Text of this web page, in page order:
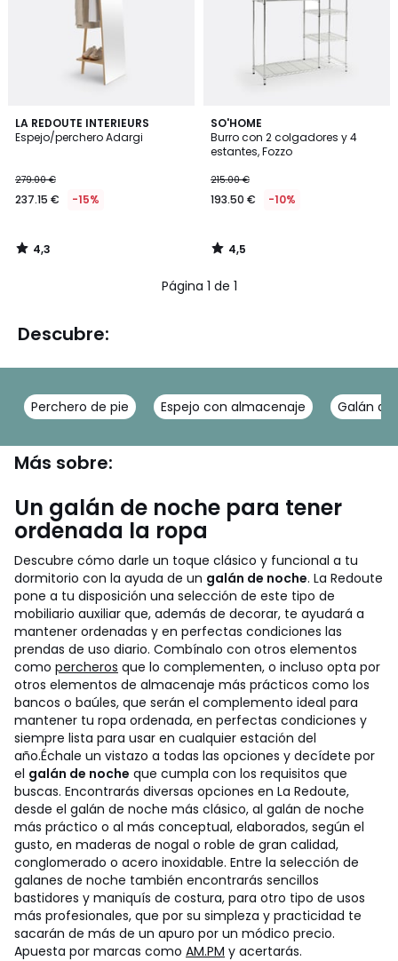
LA REDOUTE INTERIEURS
Espejo/perchero Adargi
279.00 €
237.15 € -15%
4,3
/ 5
4,3
/
SO'HOME
Burro con 2 colgadores y 4
estantes, Fozzo
215.00 €
193.50 € -10%
4,5
/ 5
4,5
/
Página 1 de 1
Descubre:
Perchero de pie Espejo con almacenaje Galán
Más sobre:
Un galán de noche para tener
ordenada la ropa
Descubre cómo darle un toque clásico y funcional a tu
dormitorio con la ayuda de un galán de noche. La Redoute
pone a tu disposición una selección de este tipo de
mobiliario auxiliar que, además de decorar, te ayudará a
mantener ordenadas y en perfectas condiciones las
prendas de uso diario. Combínalo con otros elementos
como percheros que lo complementen, o incluso opta por
otros elementos de almacenaje más prácticos como los
bancos o baúles, que serán el complemento ideal para
mantener tu ropa ordenada, en perfectas condiciones y
siempre lista para usar en cualquier estación del
año.Échale un vistazo a todas las opciones y decídete por
el galán de noche que cumpla con los requisitos que
buscas. Encontrarás diversas opciones en La Redoute,
desde el galán de noche más clásico, al galán de noche
más práctico o al más conceptual, elaborados, según el
gusto, en maderas de nogal o roble de gran calidad,
conglomerado o acero inoxidable. Entre la selección de
galanes de noche también encontrarás sencillos
bastidores y maniquís de costura, para otro tipo de usos
más profesionales, que por su simpleza y practicidad te
sacarán de más de un apuro por un módico precio.
Apuesta por marcas como AM.PM y acertarás.